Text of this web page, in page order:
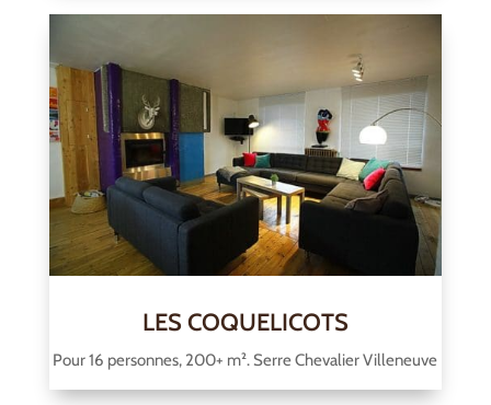
LES COQUELICOTS
Pour 16 personnes, 200+ m². Serre Chevalier Villeneuve